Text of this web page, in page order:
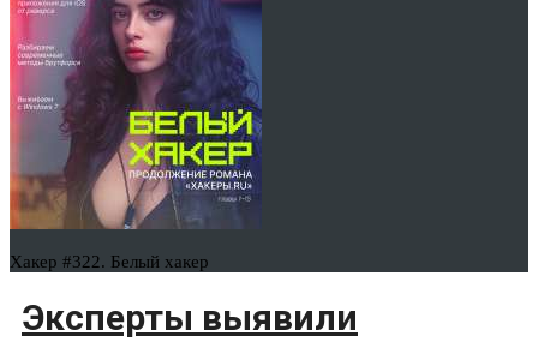
Хакер #322. Белый хакер
Эксперты выявили